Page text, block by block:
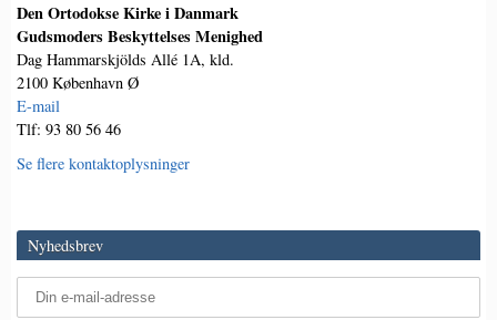
Den Ortodokse Kirke i Danmark
Gudsmoders Beskyttelses Menighed
Dag Hammarskjölds Allé 1A, kld.
2100 København Ø
E-mail
Tlf: 93 80 56 46
Se flere kontaktoplysninger
Nyhedsbrev